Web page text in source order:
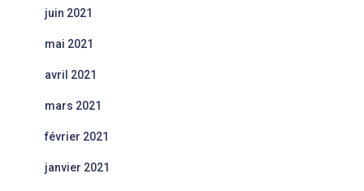
juin 2021
mai 2021
avril 2021
mars 2021
février 2021
janvier 2021